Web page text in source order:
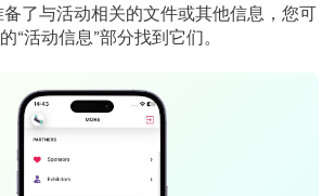
了与活动相关的文件或其他信息，您可
“活动信息”部分找到它们。